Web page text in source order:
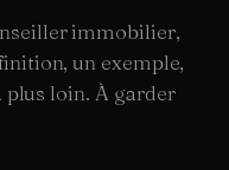
immobilier,
un exemple,
plus loin. À garder